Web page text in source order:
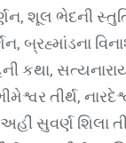
શૂલ ભેદની સ્તુતિ,
બ્રહ્માંડના
કથા,
તીર્થ,
સુવર્ણ શિલા